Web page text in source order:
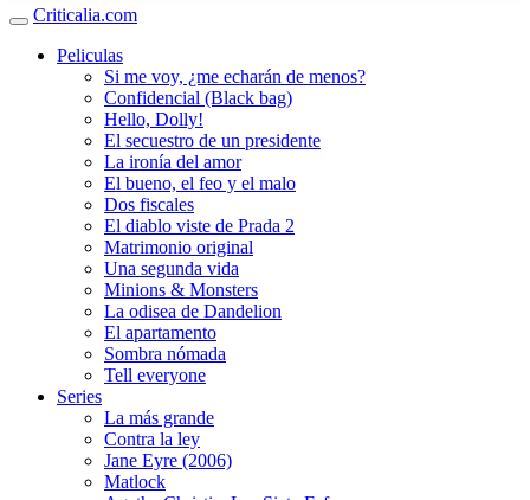
Criticalia.com
Peliculas
Si me voy, ¿me echarán de menos?
Confidencial (Black bag)
Hello, Dolly!
El secuestro de un presidente
La ironía del amor
El bueno, el feo y el malo
Dos fiscales
El diablo viste de Prada 2
Matrimonio original
Una segunda vida
Minions & Monsters
La odisea de Dandelion
El apartamento
Sombra nómada
Tell everyone
Series
La más grande
Contra la ley
Jane Eyre (2006)
Matlock